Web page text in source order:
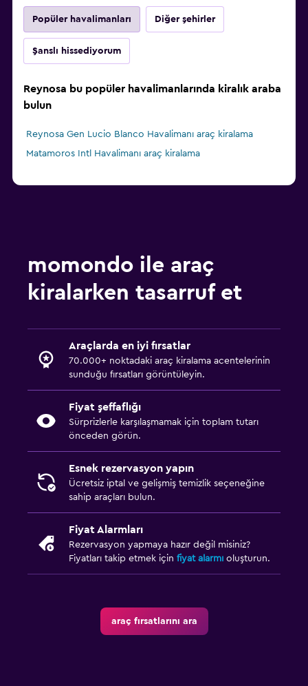
Popüler havalimanları Diğer şehirler
Şanslı hissediyorum
Reynosa bu popüler havalimanlarında kiralık araba
bulun
Reynosa Gen Lucio Blanco Havalimanı araç kiralama
Matamoros Intl Havalimanı araç kiralama
momondo ile araç
kiralarken tasarruf et
Araçlarda en iyi fırsatlar
70.000+ noktadaki araç kiralama acentelerinin
sunduğu fırsatları görüntüleyin.
Fiyat şeffaflığı
Sürprizlerle karşılaşmamak için toplam tutarı
önceden görün.
Esnek rezervasyon yapın
Ücretsiz iptal ve gelişmiş temizlik seçeneğine
sahip araçları bulun.
Fiyat Alarmları
Rezervasyon yapmaya hazır değil misiniz?
Fiyatları takip etmek için fiyat alarmı oluşturun.
araç fırsatlarını ara